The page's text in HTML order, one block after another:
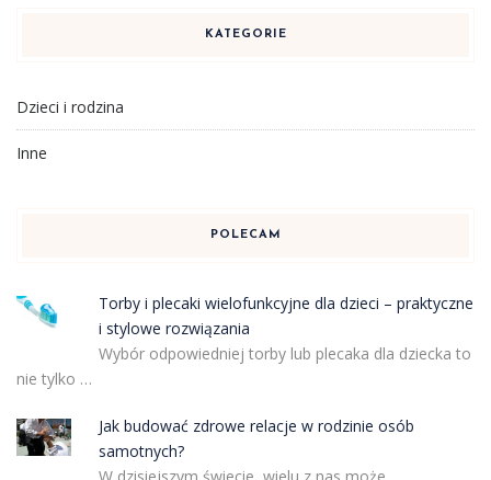
KATEGORIE
Dzieci i rodzina
Inne
POLECAM
Torby i plecaki wielofunkcyjne dla dzieci – praktyczne
i stylowe rozwiązania
Wybór odpowiedniej torby lub plecaka dla dziecka to
nie tylko …
Jak budować zdrowe relacje w rodzinie osób
samotnych?